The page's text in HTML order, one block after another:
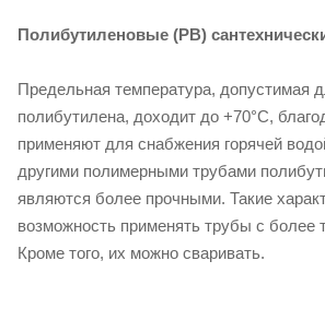
Полибутиленовые (PB)
Предельная температура, допустимая
полибутилена, доходит до +70°C,
применяют для снабжения горячей
другими полимерными трубами
являются более прочными. Такие
возможность применять трубы с более
Кроме того, их можно сваривать.